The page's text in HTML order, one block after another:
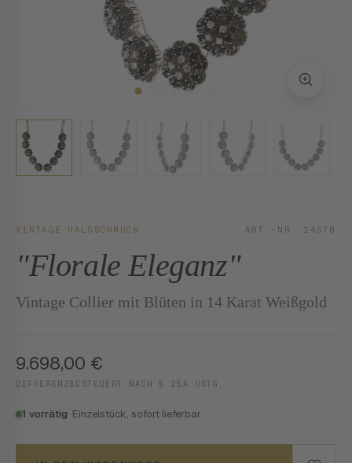
VINTAGE HALSSCHMUCK ART.-NR. 14578
"Florale Eleganz"
Vintage Collier mit Blüten in 14 Karat Weißgold
9.698,00 €
DIFFERENZBESTEUERT NACH § 25A USTG.
1 vorrätig· Einzelstück, sofort lieferbar